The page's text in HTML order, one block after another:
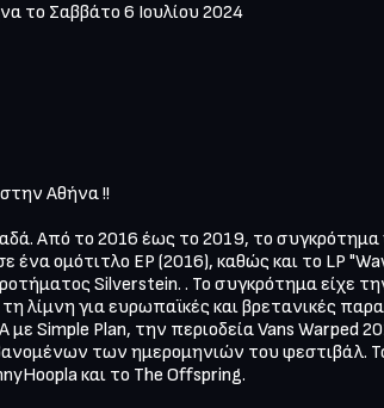
το Σαββάτο 6 Ιουλίου 2024
Αθήνα !!
Από το 2016 έως το 2019, το
ένα ομότιτλο EP (2016), καθώς και το LP
Silverstein. . Το συγκρότημα είχε
λίμνη για ευρωπαϊκές και βρετανικές
Simple Plan, την περιοδεία Vans Warped
των ημερομηνιών του φεστιβάλ.
και το The Offspring.